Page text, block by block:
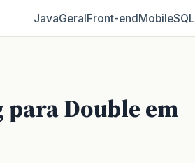
JavaGeralFront‑endMobileSQL
Double em